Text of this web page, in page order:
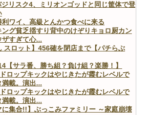
リスク4、ミリオンゴッドと同じ筐体で登
ワイ、高級とんかつ食べに来る
ング貧乏揺すり背中のけぞりキョロ厨カン
ザすぎて心...
スロット】456確を閉店まで【パチらぶ
【サラ番、勝ち組？負け組？楽勝！】
ロップキックはやじきたが霞むレベルで
載。演出...
ロップキックはやじきたが霞むレベルで
載。演出...
に集合!!】ぶっこみファミリー ～家庭崩壊